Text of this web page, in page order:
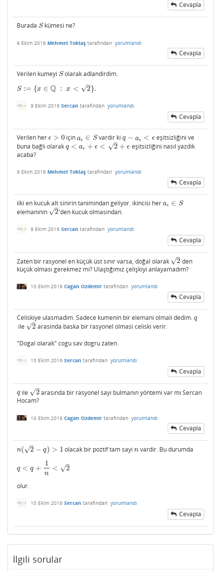
Cevapla
Burada S
Skümesi ne?
9 Ekim 2016 Mehmet Toktaş tarafından yorumlandı
Cevapla
Verilen kumeyi S
Solarak adlandirdim.
S := {x ∈ Q : x < 2
–
√ }.
S:={ x∈ : <2 }.
9 Ekim 2016 Sercan tarafından yorumlandı
Cevapla
Verilen her ϵ > 0
ϵ>0 içinaϵ ∈ S
aϵ ∈S vardır kiq − aϵ < ϵ
q −aϵ<ϵ
eşitsizliğini ve
buna bağlı olarak q < aϵ + ϵ < 2
–
√ + ϵ
q <aϵ +ϵ< 2+ ϵ
eşitsizliğini nasıl yazdık
acaba?
9 Ekim 2016 Mehmet Toktaş tarafından yorumlandı
Cevapla
ilki en kucuk alt sinirin tanimindan geliyor. ikincisi her aϵ ∈ S
aϵ ∈S
elemaninin
2
–
√
2 'den kucuk olmasindan.
9 Ekim 2016 Sercan tarafından yorumlandı
Cevapla
Zaten bir rasyonel en küçük üst sınır varsa, doğal olarak 2
–
√
2
den
küçük olması gerekmez mi? Ulaştığımız çelişkiyi anlayamadım?
10 Ekim 2016 Cagan Ozdemir tarafından yorumlandı
Cevapla
Celiskiye ulasmadim. Sadece kumenin bir elemani olmali dedim. q
q
ile
2
–
√
2
arasinda baska bir rasyonel olmasi celiski verir.
"Dogal olarak" cogu sav dogru zaten.
10 Ekim 2016 Sercan tarafından yorumlandı
Cevapla
q
q ile 2
–
√
2
arasında bir rasyonel sayı bulmanın yöntemi var mı Sercan
Hocam?
10 Ekim 2016 Cagan Ozdemir tarafından yorumlandı
Cevapla
n( 2
–
√ − q) > 1
n(2−q) >1 olacak bir poztif tam sayin
n vardir. Bu durumda
q < q +
1
n
< 2
–
√
q<q+ 1n <2
olur.
10 Ekim 2016 Sercan tarafından yorumlandı
Cevapla
İlgili sorular